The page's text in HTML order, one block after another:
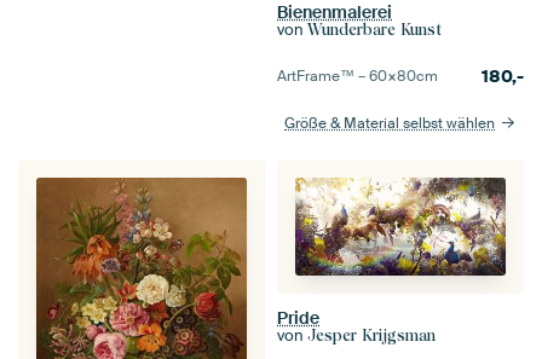
Bienenmalerei
von Wunderbare Kunst
ArtFrame™ –60×80cm 180,-
Größe & Material selbst wählen
Pride
von Jesper Krijgsman